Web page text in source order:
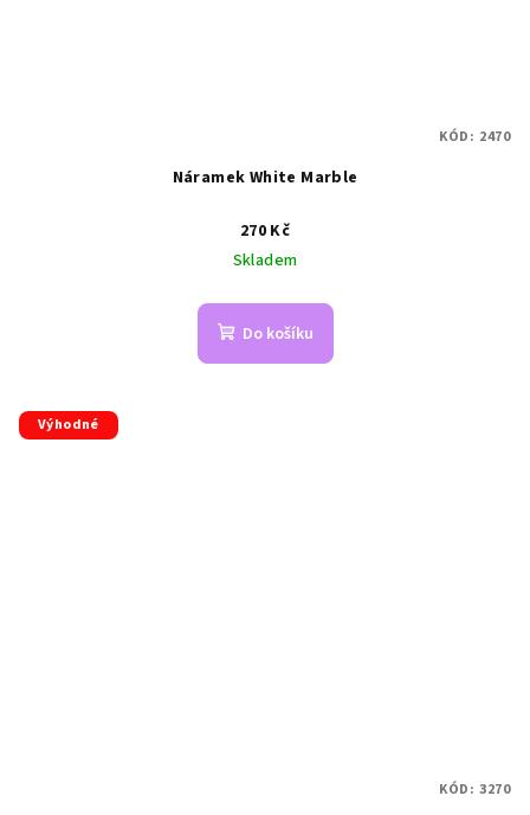
Náramek White Marble
270 Kč
Skladem
Do košíku
KÓD: 2470
Výhodné
KÓD: 3270